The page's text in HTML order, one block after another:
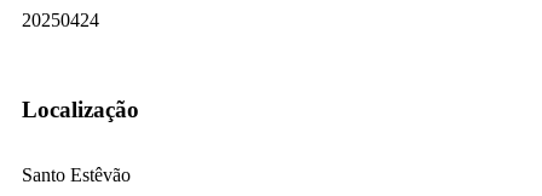
20250424
Localização
Santo Estêvão